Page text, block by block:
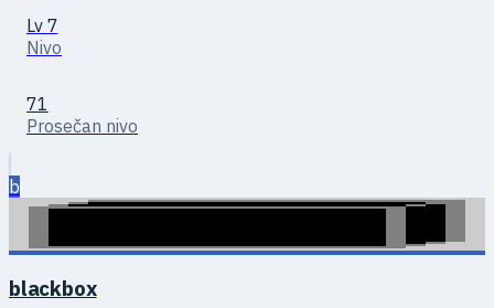
Lv 7
Nivo
71
Prosečan nivo
b
blackbox